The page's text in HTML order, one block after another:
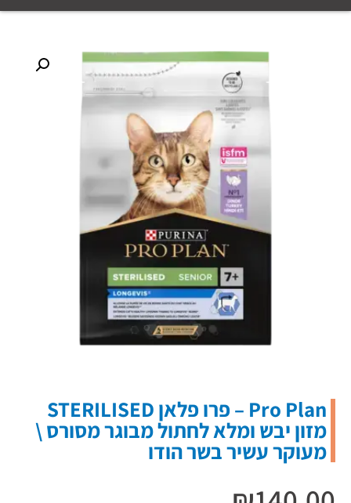
Pro Plan – פרו פלאן STERILISED
מזון יבש ומלא לחתול מבוגר מסורס \
מעוקר עשיר בשר הודו